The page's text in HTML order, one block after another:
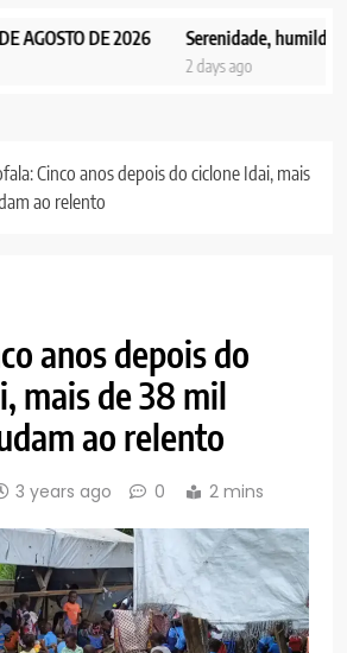
DE 2026 Serenidade, humildade
2 days ago
Cinco anos depois do ciclone Idai, mais
ao relento
anos depois do
mais de 38 mil
ao relento
3 years ago 0 2 mins